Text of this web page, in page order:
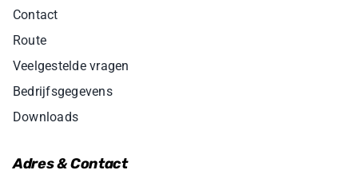
Contact
Route
Veelgestelde vragen
Bedrijfsgegevens
Downloads
Adres & Contact